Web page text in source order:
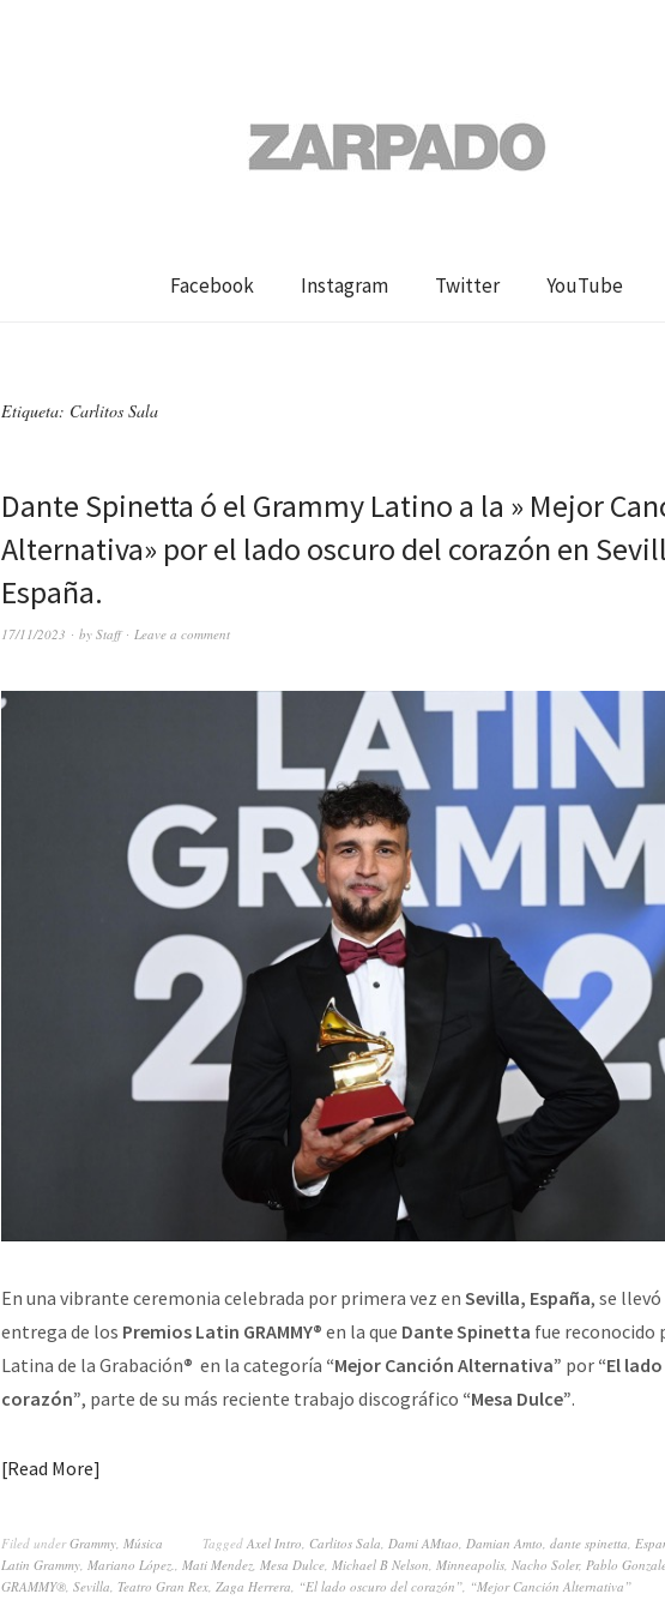
Facebook Instagram Twitter YouTube
Etiqueta: Carlitos Sala
Dante Spinetta ó el Grammy Latino a la » Mejor
Alternativa» por el lado oscuro del corazón en
España.
17/11/2023 by Staff Leave a comment
En una vibrante ceremonia celebrada por primera vez en Sevilla, España, se
entrega de los Premios Latin GRAMMY® en la que Dante Spinetta fue reconocido
Latina de la Grabación® en la categoría “Mejor Canción Alternativa” por “El
corazón”, parte de su más reciente trabajo discográfico “Mesa Dulce”.
Read More
Filed underGrammy, Música Tagged Axel Intro, Carlitos Sala, Dami AMtao, Damian Amto, dante spinetta,
Latin Grammy, Mariano López., Mati Mendez, Mesa Dulce, Michael B Nelson, Minneapolis, Nacho Soler, Pablo
GRAMMY®, Sevilla, Teatro Gran Rex, Zaga Herrera, “El lado oscuro del corazón”, “Mejor Canción Alternativa”